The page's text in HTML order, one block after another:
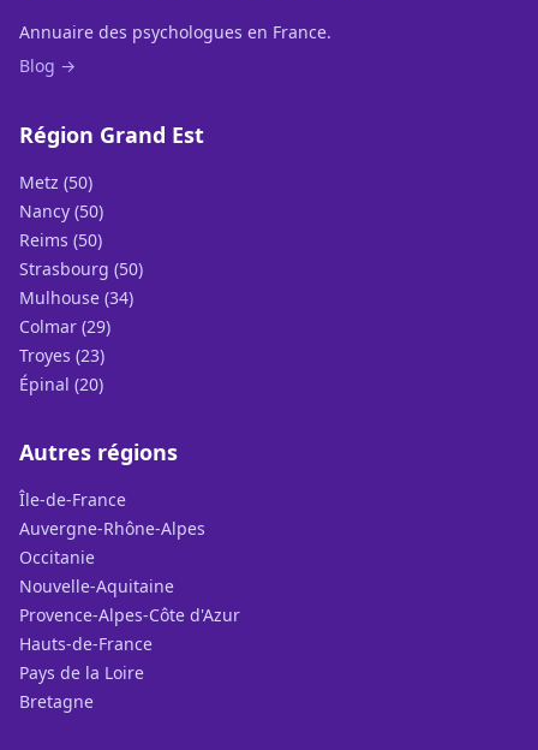
Annuaire des psychologues en France.
Blog →
Région Grand Est
Metz (50)
Nancy (50)
Reims (50)
Strasbourg (50)
Mulhouse (34)
Colmar (29)
Troyes (23)
Épinal (20)
Autres régions
Île-de-France
Auvergne-Rhône-Alpes
Occitanie
Nouvelle-Aquitaine
Provence-Alpes-Côte d'Azur
Hauts-de-France
Pays de la Loire
Bretagne